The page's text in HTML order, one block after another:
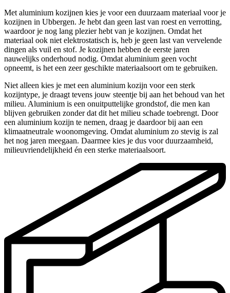
Met aluminium kozijnen kies je voor een duurzaam materiaal voor je
kozijnen in Ubbergen. Je hebt dan geen last van roest en verrotting,
waardoor je nog lang plezier hebt van je kozijnen. Omdat het
materiaal ook niet elektrostatisch is, heb je geen last van vervelende
dingen als vuil en stof. Je kozijnen hebben de eerste jaren
nauwelijks onderhoud nodig. Omdat aluminium geen vocht
opneemt, is het een zeer geschikte materiaalsoort om te gebruiken.
Niet alleen kies je met een aluminium kozijn voor een sterk
kozijntype, je draagt tevens jouw steentje bij aan het behoud van het
milieu. Aluminium is een onuitputtelijke grondstof, die men kan
blijven gebruiken zonder dat dit het milieu schade toebrengt. Door
een aluminium kozijn te nemen, draag je daardoor bij aan een
klimaatneutrale woonomgeving. Omdat aluminium zo stevig is zal
het nog jaren meegaan. Daarmee kies je dus voor duurzaamheid,
milieuvriendelijkheid én een sterke materiaalsoort.